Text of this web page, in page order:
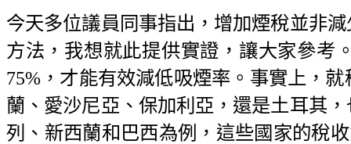
今天多位議員同事指出，增加煙稅並非
方法，我想就此提供實證，讓大家參考
75%，才能有效減低吸煙率。事實上，
蘭、愛沙尼亞、保加利亞，還是土耳其
列、新西蘭和巴西為例，這些國家的稅